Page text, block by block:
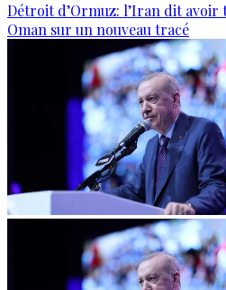
Détroit d’Ormuz: l’Iran dit avoir
Oman sur un nouveau tracé